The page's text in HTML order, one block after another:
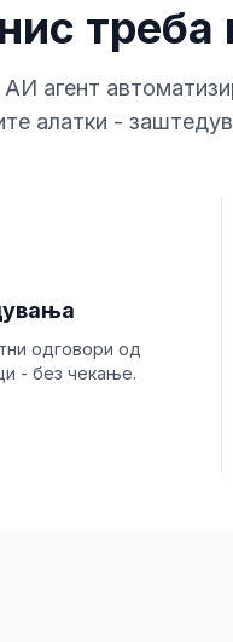
треба
агент
алатки -
одговори од
- без чекање.